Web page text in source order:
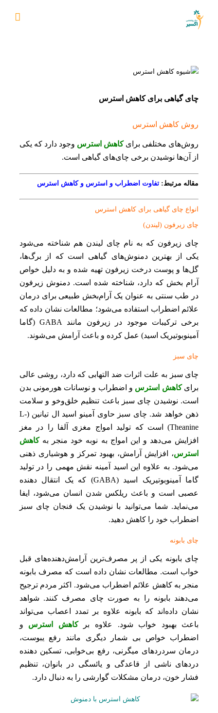
content
چای گیاهی برای کاهش استرس
روش کاهش استرس
روش‌های مختلفی برایکاهش استرس وجود دارد که یکی
از آن‌ها نوشیدن برخی چای‌های گیاهی است.
مقاله مرتبط: تفاوت اضطراب و استرس و کاهش استرس
انواع چای گیاهی برای کاهش استرس
چای زیرفون (لیندن)
چای زیرفون که به نام چای لیندن هم شناخته می‌شود
یکی از بهترین دمنوش‌های گیاهی است که از برگ‌ها،
گل‌ها و پوست درخت زیرفون تهیه شده و به دلیل خواص
آرام بخش که دارد، شناخته شده است. دمنوش زیرفون
در طب سنتی به عنوان یک آرام‌بخش طبیعی برای درمان
علائم اضطراب استفاده می‌شود؛ مطالعات نشان داده که
برخی ترکیبات موجود در زیرفون مانند GABA (گاما
آمینوبوتیریک اسید) عمل کرده و باعث آرامش می‌شوند.
چای سبز
چای سبز به علت اثرات ضد التهابی که دارد، روشی عالی
برایکاهش استرس و اضطراب و نوسانات هورمونی بدن
است. نوشیدن چای سبز باعث تنظیم خلق‌وخو و سلامت
ذهن خواهد شد. چای سبز حاوی آمینو اسید ال تیانین (L-
Theanine) است که تولید امواج مغزی آلفا را در مغز
افزایش می‌دهد و این امواج به نوبه خود منجر بهکاهش
استرس، افزایش آرامش، بهبود تمرکز و هوشیاری ذهنی
می‌شود. به علاوه این اسید آمینه نقش مهمی را در تولید
گاما آمینوبوتیریک اسید (GABA) که یک انتقال دهنده
عصبی است و باعث ریلکس شدن انسان می‌شود، ایفا
می‌نماید. شما می‌توانید با نوشیدن یک فنجان چای سبز
اضطراب خود را کاهش دهید.
چای بابونه
چای بابونه یکی از پر مصرف‌ترین آرامش‌دهنده‌های قبل
خواب است. مطالعات نشان داده است که مصرف بابونه
منجر به کاهش علائم اضطراب می‌شود. اکثر مردم ترجیح
می‌دهند بابونه را به صورت چای مصرف کنند. شواهد
نشان داده‌اند که بابونه علاوه بر تمدد اعصاب می‌تواند
باعث بهبود خواب شود. علاوه برکاهش استرس و
اضطراب خواص بی شمار دیگری مانند رفع یبوست،
درمان سردردهای میگرنی، رفع بی‌خوابی، تسکین دهنده
دردهای ناشی از قاعدگی و یائسگی در بانوان، تنظیم
فشار خون، درمان مشکلات گوارشی را به دنبال دارد.